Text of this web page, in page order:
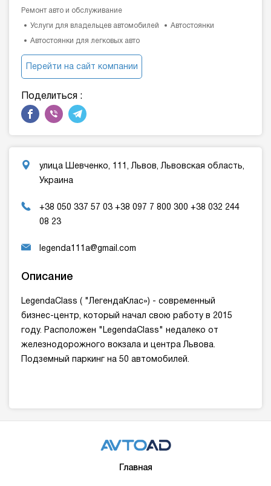
Ремонт авто и обслуживание
Услуги для владельцев автомобилей Автостоянки
Автостоянки для легковых авто
Перейти на сайт компании
Поделиться :
улица Шевченко, 111, Львов, Львовская область,
Украина
+38 050 337 57 03 +38 097 7 800 300 +38 032 244
08 23
legenda111a@gmail.com
Описание
LegendaClass ( "ЛегендаКлас») - современный
бизнес-центр, который начал свою работу в 2015
году. Расположен "LegendaClass" недалеко от
железнодорожного вокзала и центра Львова.
Подземный паркинг на 50 автомобилей.
Главная